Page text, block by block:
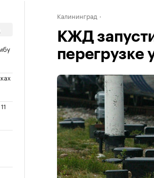
Калининград
КЖД
перегрузке